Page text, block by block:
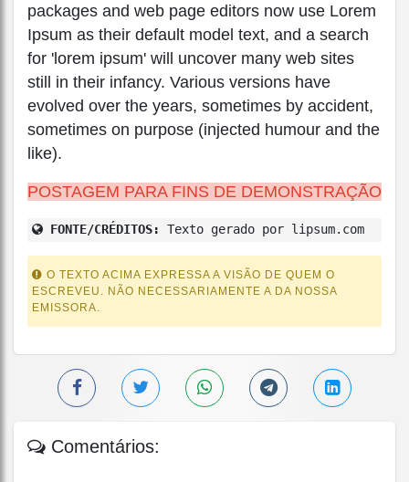
packages and web page editors now use Lorem
Ipsum as their default model text, and a search
for 'lorem ipsum' will uncover many web sites
still in their infancy. Various versions have
evolved over the years, sometimes by accident,
sometimes on purpose (injected humour and the
like).
POSTAGEM PARA FINS DE DEMONSTRAÇÃO
FONTE/CRÉDITOS: Texto gerado por lipsum.com
O TEXTO ACIMA EXPRESSA A VISÃO DE QUEM O
ESCREVEU. NÃO NECESSARIAMENTE A DA NOSSA
EMISSORA.
Comentários: